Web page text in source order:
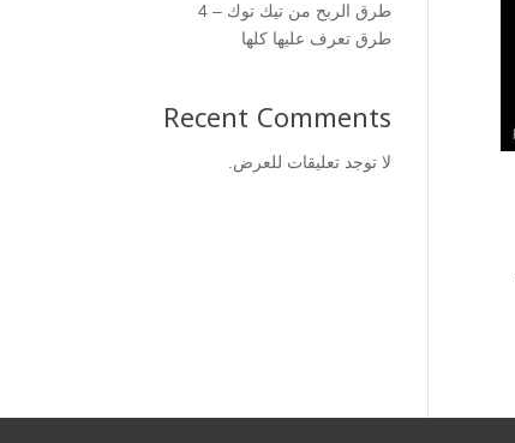
طرق الربح من تيك توك – 4
طرق تعرف عليها كلها
Recent Comments
لا توجد تعليقات للعرض.